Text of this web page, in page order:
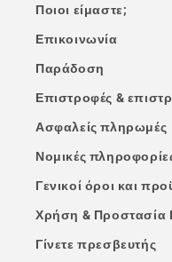
Ποιοι είμαστε;
Επικοινωνία
Παράδοση
Επιστροφές &
Ασφαλείς πληρωμές
Νομικές
Γενικοί όροι και
Χρήση &
Γίνετε πρεσβευτής